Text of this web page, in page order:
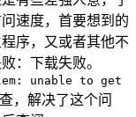
速度，首要想到的
序，又或者其他不
：下载失败。
unable to get
，解决了这个问